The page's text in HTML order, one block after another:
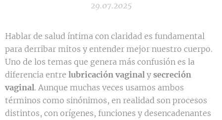
29.07.2025
Hablar de salud íntima con claridad es fundamental
para derribar mitos y entender mejor nuestro cuerpo.
Uno de los temas que genera más confusión es la
diferencia entre lubricación vaginal y secreción
vaginal. Aunque muchas veces usamos ambos
términos como sinónimos, en realidad son procesos
distintos, con orígenes, funciones y desencadenantes